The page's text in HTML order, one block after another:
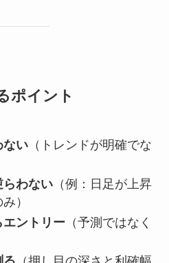
ポイント
ない（トレンドが明確でな
らわない（例：日足が上昇
）
ントリー （予測ではなく